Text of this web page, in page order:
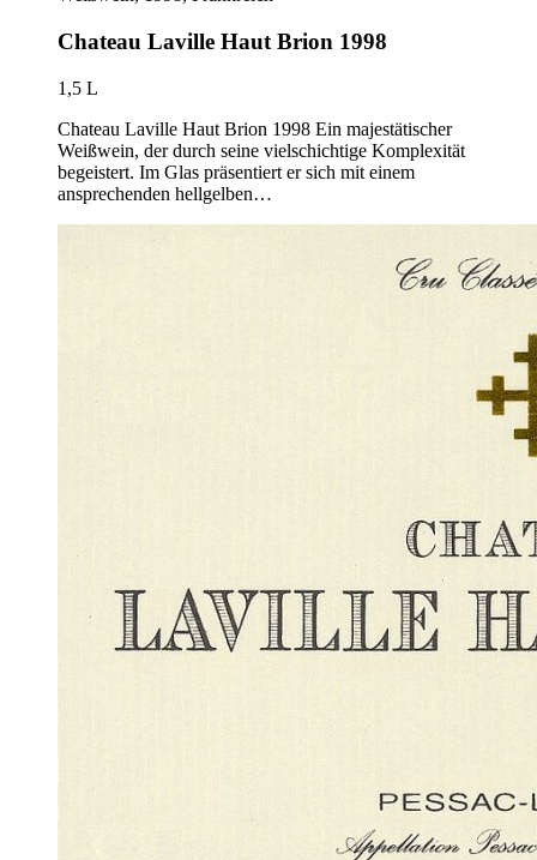
Chateau Laville Haut Brion 1998
1,5 L
Chateau Laville Haut Brion 1998 Ein majestätischer
Weißwein, der durch seine vielschichtige Komplexität
begeistert. Im Glas präsentiert er sich mit einem
ansprechenden hellgelben…